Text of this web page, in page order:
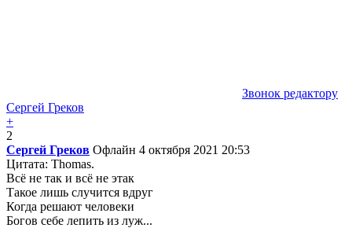
Звонок редактору
Сергей Греков
+
2
Сергей Греков Офлайн 4 октября 2021 20:53
Цитата: Thomas.
Всё не так и всё не этак
Такое лишь случится вдруг
Когда решают человеки
Богов себе лепить из луж...